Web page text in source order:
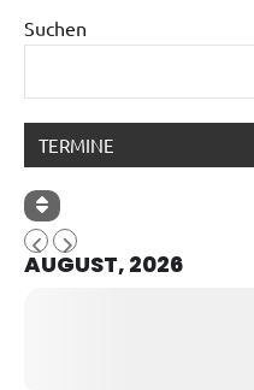
Suchen
TERMINE
AUGUST, 2026